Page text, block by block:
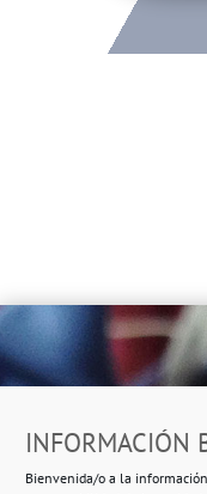
INFORMACIÓN
Bienvenida/o a la
Ropero